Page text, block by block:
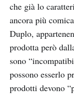
che già lo
ancora più
Duplo,
prodotta però
sono
possono esserlo
prodotti devono